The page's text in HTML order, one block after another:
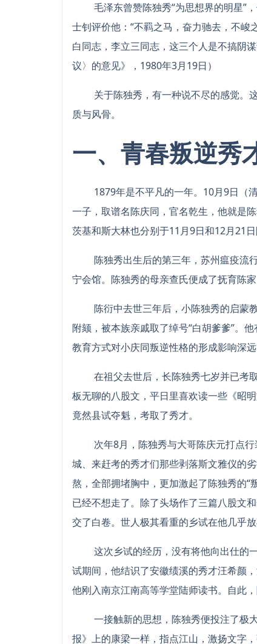
毛泽东曾赞陈独秀“为思想界的明星”，
士钊评价他：“不羁之马，奋力驰去，不峻
白同志，李立三同志，这三个人是不搞阴
议〉的意见》，1980年3月19日）
关于陈独秀，有一种说不尽的感觉。这
质与风骨。
一、青春叛逆秀
1879年是不平凡的一年。10月9日（清
一子，取谱名陈庆同，官名乾生，他就是
茨基和斯大林也分别于11月9日和12月21日
陈独秀出生后的第三年，苏州瘟疫流行
宁会馆。陈独秀的母亲查氏便成了抚育陈家
陈衍中去世三年后，小陈独秀的启蒙教
附颏，被本族亲戚取了绰号“白胡爹爹”。
教育方式对小庆同叛逆性格的形成影响深远
在祖父去世后，长陈独秀七岁并已考取
板无聊的八股文，平日里喜欢读一些《昭
竟然县试夺魁，考取了秀才。
次年8月，陈独秀与大哥陈庆元打点行
城、来赶考的秀才们那些剥落斯文雅仪的
熬，全部拥堵胸中，更加激起了陈独秀的“
已经不想走了。除了头场作了三篇八股文
交了白卷。世人极其看重的乡试在他几乎放
这次乡试的经历，没有将他向出仕的一
试期间，他结识了安徽绩溪的秀才汪希颜
他刚入南京江南高等学堂陆师读书。自此
一接触新的思想，陈独秀便投注了极大
报》上的康梁一样，指点江山，激扬文字